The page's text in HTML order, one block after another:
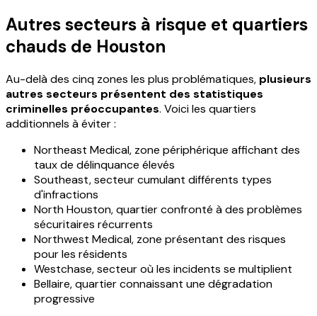
Autres secteurs à risque et quartiers
chauds de Houston
Au-delà des cinq zones les plus problématiques, plusieurs
autres secteurs présentent des statistiques
criminelles préoccupantes. Voici les quartiers
additionnels à éviter :
Northeast Medical, zone périphérique affichant des
taux de délinquance élevés
Southeast, secteur cumulant différents types
d'infractions
North Houston, quartier confronté à des problèmes
sécuritaires récurrents
Northwest Medical, zone présentant des risques
pour les résidents
Westchase, secteur où les incidents se multiplient
Bellaire, quartier connaissant une dégradation
progressive